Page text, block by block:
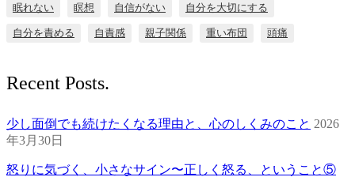
眠れない 瞑想 自信がない 自分を大切にする
自分を責める 自責感 親子関係 重い布団 頭痛
Recent Posts.
少し面倒でも続けたくなる理由と、心のしくみのこと 2026
年3月30日
怒りに気づく、小さなサイン〜正しく怒る、ということ⑤